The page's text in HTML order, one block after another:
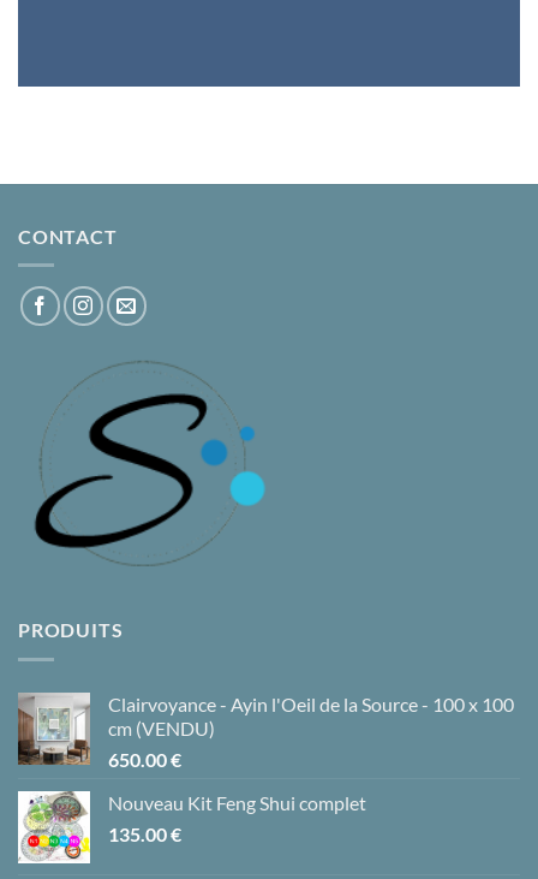
CONTACT
PRODUITS
Clairvoyance - Ayin l'Oeil de la Source - 100 x 100
cm (VENDU)
650.00€
Nouveau Kit Feng Shui complet
135.00€